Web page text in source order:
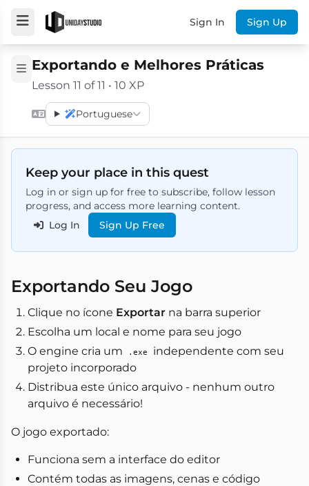
Sign In Sign Up
Exportando e Melhores Práticas
Lesson 11 of 11 • 10 XP
Portuguese
Keep your place in this quest
Log in or sign up for free to subscribe, follow lesson
progress, and access more learning content.
Log In
Sign Up Free
Exportando Seu Jogo
Clique no ícone Exportar na barra superior
Escolha um local e nome para seu jogo
O engine cria um
.exe
independente com seu
projeto incorporado
Distribua este único arquivo - nenhum outro
arquivo é necessário!
O jogo exportado:
Funciona sem a interface do editor
Contém todas as imagens, cenas e código